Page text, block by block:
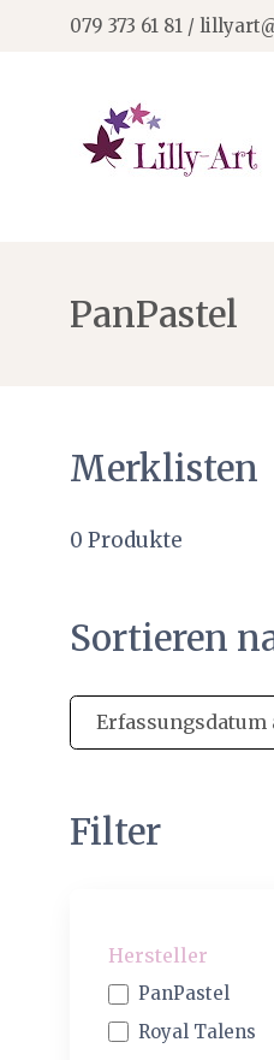
079 373 61 81 /
PanPastel
Merklisten
0 Produkte
Sortieren
Filter
Hersteller
PanPastel
Royal Talens